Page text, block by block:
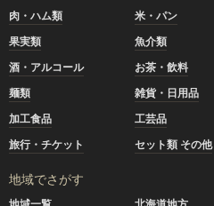
肉・ハム類 米・パン
果実類
魚介類
酒・アルコール
お茶・飲料
麺類
雑貨・日用品
加工食品
工芸品
旅行・チケット
セット類 その他
地域でさがす